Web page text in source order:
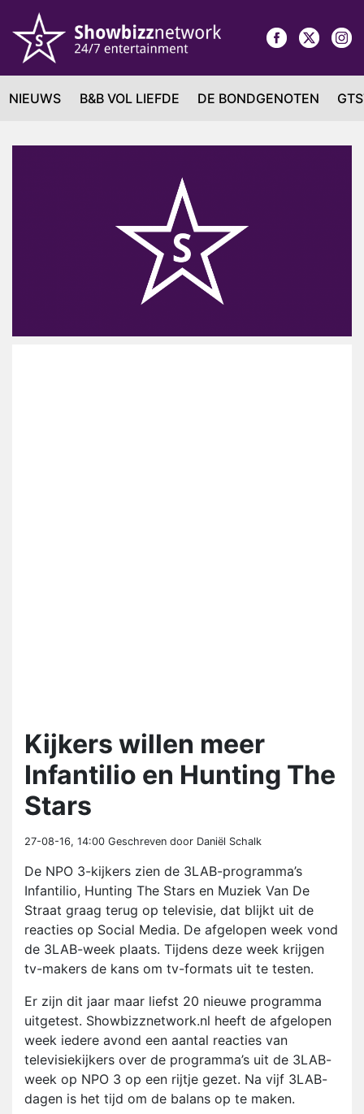
NIEUWS B&B VOL LIEFDE DE BONDGENOTEN
Kijkers willen meer
Infantilio en Hunting The
Stars
27-08-16, 14:00 Geschreven door Daniël Schalk
De NPO 3-kijkers zien de 3LAB-programma’s
Infantilio, Hunting The Stars en Muziek Van De
Straat graag terug op televisie, dat blijkt uit de
reacties op Social Media. De afgelopen week vond
de 3LAB-week plaats. Tijdens deze week krijgen
tv-makers de kans om tv-formats uit te testen.
Er zijn dit jaar maar liefst 20 nieuwe programma
uitgetest. Showbizznetwork.nl heeft de afgelopen
week iedere avond een aantal reacties van
televisiekijkers over de programma’s uit de 3LAB-
week op NPO 3 op een rijtje gezet. Na vijf 3LAB-
dagen is het tijd om de balans op te maken.